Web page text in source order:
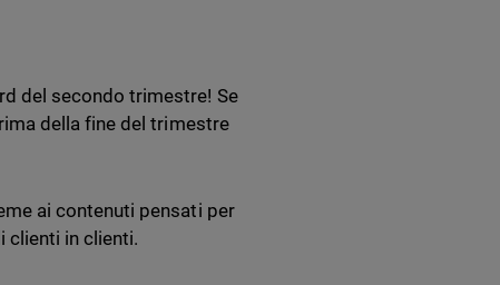
del secondo trimestre! Se
della fine del trimestre
ai contenuti pensati per
clienti in clienti.